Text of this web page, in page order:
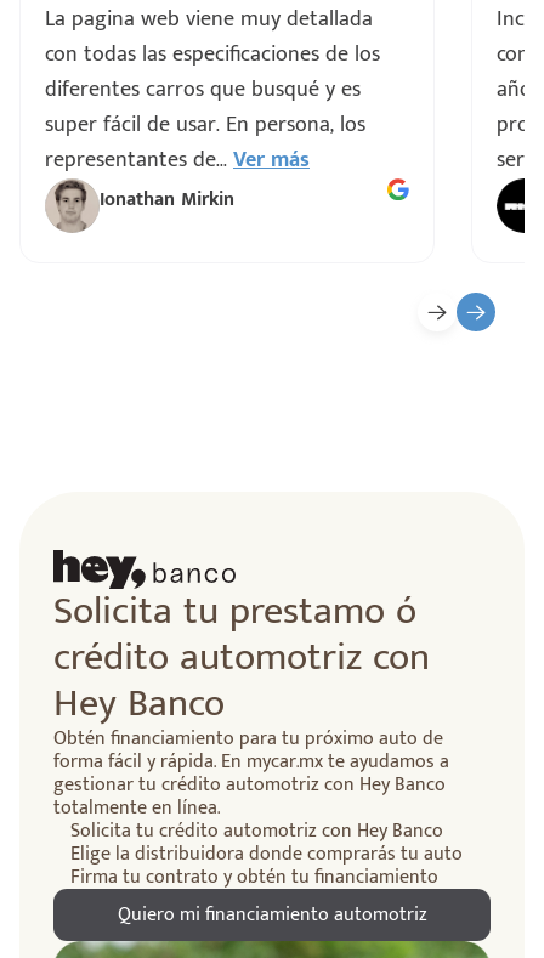
La pagina web viene muy detallada
con todas las especificaciones de los
diferentes carros que busqué y es
super fácil de usar. En persona, los
representantes de...Ver más
Ionathan Mirkin
Solicita tu prestamo ó
crédito automotriz con
Hey Banco
Obtén financiamiento para tu próximo auto de
forma fácil y rápida. En mycar.mx te ayudamos a
gestionar tu crédito automotriz con Hey Banco
totalmente en línea.
Solicita tu crédito automotriz con Hey Banco
Elige la distribuidora donde comprarás tu auto
Firma tu contrato y obtén tu financiamiento
Quiero mi financiamiento automotriz